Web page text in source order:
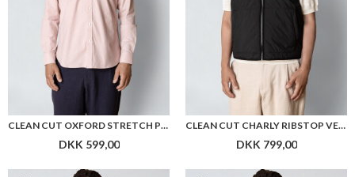
CLEAN CUT OXFORD STRETCH PLAIN L/S
DKK 599,00
CLEAN CUT CHARLY RIBSTOP VEST
DKK 799,00